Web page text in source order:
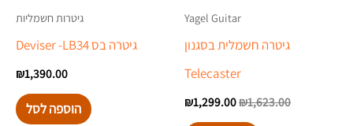
Yagel Guitar
גיטרה חשמלית בסגנון
Telecaster
₪1,623.00
₪1,299.00
גיטרות חשמליות
גיטרה בס Deviser -LB34
₪1,390.00
הוספה לסל